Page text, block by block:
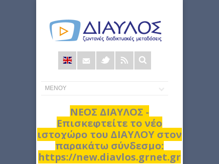
Φόρμα
αναζήτησης
ΝΕΟΣ ΔΙΑΥΛΟΣ -
Επισκεφτείτε το νέο
ιστοχώρο του ΔΙΑΥΛΟΥ στον
παρακάτω σύνδεσμο:
https://new.diavlos.grnet.gr